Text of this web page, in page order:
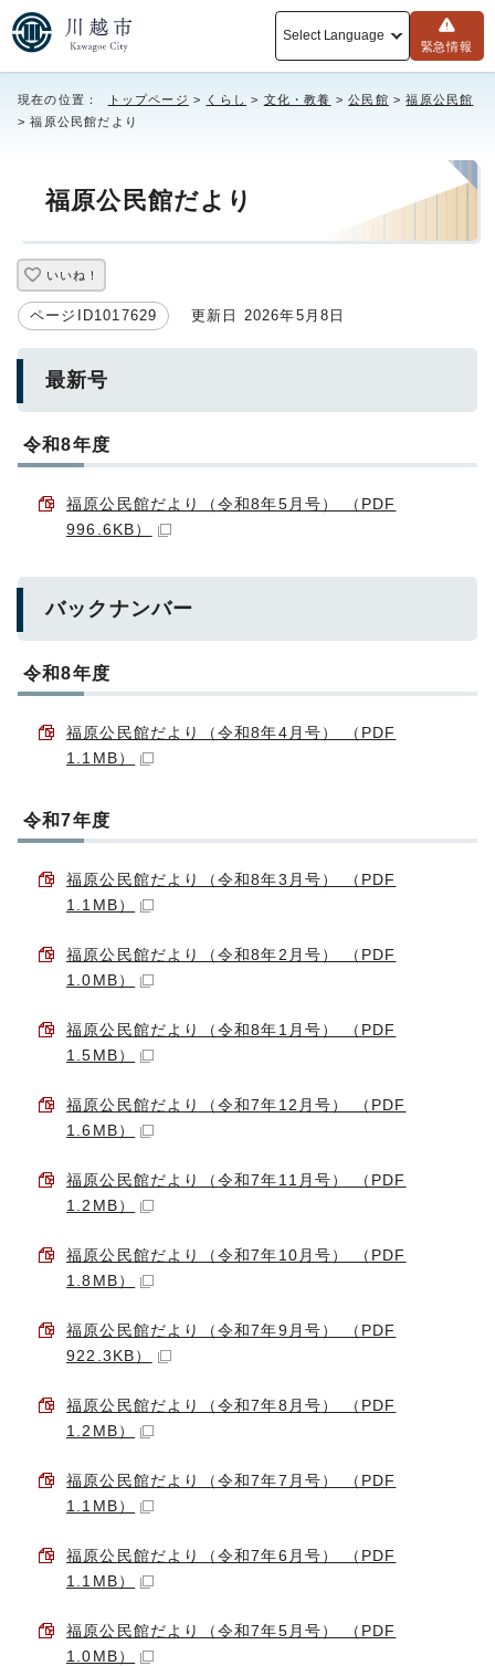
Select Language
緊急情報
現在の位置： トップページ > くらし > 文化・教養 >公民館 >福原公民館
> 福原公民館だより
福原公民館だより
いいね！
ページID1017629 更新日 2026年5月8日
最新号
令和8年度
福原公民館だより（令和8年5月号） （PDF
996.6KB）
バックナンバー
令和8年度
福原公民館だより（令和8年4月号） （PDF
1.1MB）
令和7年度
福原公民館だより（令和8年3月号） （PDF
1.1MB）
福原公民館だより（令和8年2月号） （PDF
1.0MB）
福原公民館だより（令和8年1月号） （PDF
1.5MB）
福原公民館だより（令和7年12月号） （PDF
1.6MB）
福原公民館だより（令和7年11月号） （PDF
1.2MB）
福原公民館だより（令和7年10月号） （PDF
1.8MB）
福原公民館だより（令和7年9月号） （PDF
922.3KB）
福原公民館だより（令和7年8月号） （PDF
1.2MB）
福原公民館だより（令和7年7月号） （PDF
1.1MB）
福原公民館だより（令和7年6月号） （PDF
1.1MB）
福原公民館だより（令和7年5月号） （PDF
1.0MB）